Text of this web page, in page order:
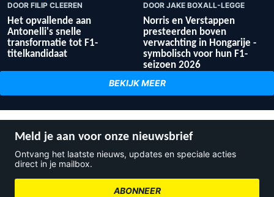
DOOR FILIP CLEEREN
Het opvallende aan
Antonelli's snelle
transformatie tot F1-
titelkandidaat
DOOR JAKE BOXALL-LEGGE
Norris en Verstappen
presteerden boven
verwachting in Hongarije -
symbolisch voor hun F1-
seizoen 2026
BEKIJK MEER
Meld je aan voor onze nieuwsbrief
Ontvang het laatste nieuws, updates en speciale acties
direct in je mailbox.
ABONNEER